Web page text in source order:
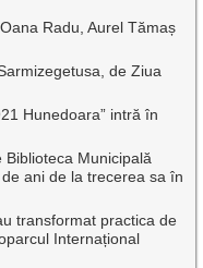
Radu, Aurel Tămaș
de Ziua
Hunedoara” intră în
Municipală
de ani de la trecerea sa în
transformat practica de
Internațional